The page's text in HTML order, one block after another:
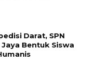
Darat, SPN
Bentuk Siswa